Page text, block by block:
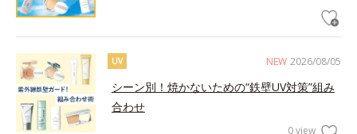
NEW 2026/08/05
UV
シーン別！焼かないための“鉄壁UV対策”組み
合わせ
0 view